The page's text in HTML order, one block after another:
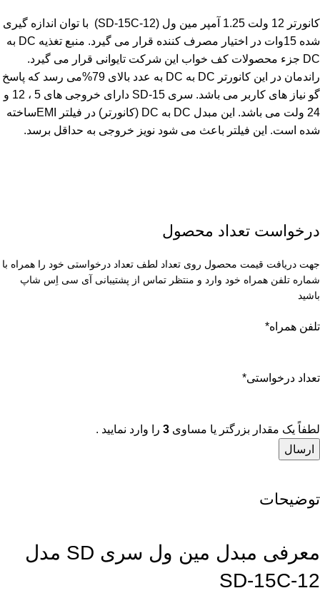
کانورتر 12 ولت 1.25 آمپر مین ول (SD-15C-12) با توان اندازه گیری
شده 15وات در اختیار مصرف کننده قرار می گیرد. منبع تغذیه DC به
DC جزء محصولات کف خواب این شرکت تایوانی قرار می گیرد.
راندمان در این کانورتر DC به DC به عدد بالای 79%می رسد که پاسخ
گو نیاز های کاربر می باشد. سری SD-15 دارای خروجی های 5 ، 12 و
24 ولت می باشد. این مبدل DC به DC (کانورتر) در فیلتر EMIساخته
شده است. این فیلتر باعث می شود نویز خروجی به حداقل برسد.
درخواست تعداد محصول
جهت دریافت قیمت محصول روی تعداد لطف تعداد درخواستی خود را همراه با
شماره تلفن همراه خود وارد و منتظر تماس از پشتیبانی آی سی اِس شاپ
باشید
تلفن همراه*
تعداد درخواستی*
لطفاً یک مقدار بزرگتر یا مساوی 3 را وارد نمایید .
توضیحات
معرفی مبدل مین ول سری SD مدل
SD-15C-12